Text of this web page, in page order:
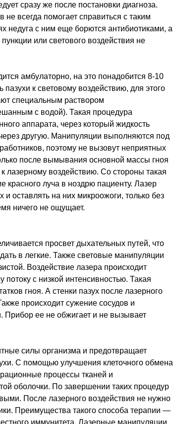
сразу же после постановки диагноза.
всегда помогает справиться с таким
недуга с ним еще борются антибиотиками, а
пункции или светового воздействия не
амбулаторно, на это понадобится 8-10
к световому воздействию, для этого
специальным раствором
с водой). Такая процедура
аппарата, через который жидкость
другую. Манипуляции выполняются под
поэтому не вызовут неприятных
после вымывания основной массы гноя
лазерному воздействию. Со стороны такая
красного луча в ноздрю пациенту. Лазер
и оставлять на них микроожоги, только без
ничего не ощущает.
просвет дыхательных путей, что
в легкие. Также световые манипуляции
Воздействие лазера происходит
с низкой интенсивностью. Такая
гноя. А стенки пазух после лазерного
происходит сужение сосудов и
Прибор ее не обжигает и не вызывает
силы организма и предотвращает
С помощью улучшения клеточного обмена
процессы тканей и
оболочки. По завершении таких процедур
После лазерного воздействия не нужно
Преимущества такого способа терапии —
иммунитета. Лазерные манипуляции